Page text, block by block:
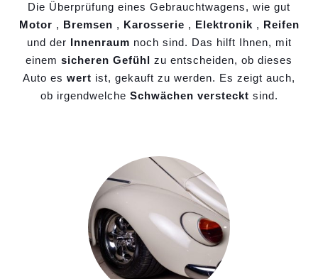
Die Überprüfung eines Gebrauchtwagens, wie gut
Motor , Bremsen , Karosserie , Elektronik , Reifen
und der Innenraum noch sind. Das hilft Ihnen, mit
einem sicheren Gefühl zu entscheiden, ob dieses
Auto es wert ist, gekauft zu werden. Es zeigt auch,
ob irgendwelche Schwächen versteckt sind.